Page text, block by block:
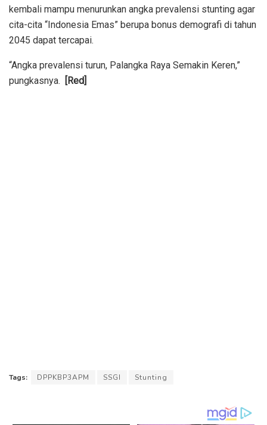
kembali mampu menurunkan angka prevalensi stunting agar
cita-cita “Indonesia Emas” berupa bonus demografi di tahun
2045 dapat tercapai.
“Angka prevalensi turun, Palangka Raya Semakin Keren,”
pungkasnya.
[Red]
Tags: DPPKBP3APM SSGI Stunting